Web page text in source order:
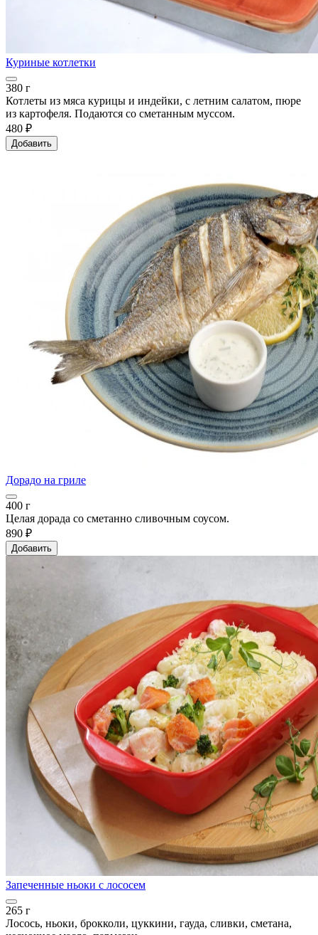
Куриные котлетки
380 г
Котлеты из мяса курицы и индейки, с летним салатом, пюре
из картофеля. Подаются со сметанным муссом.
480 ₽
Добавить
Дорадо на гриле
400 г
Целая дорада со сметанно сливочным соусом.
890 ₽
Добавить
Запеченные ньоки с лососем
265 г
Лосось, ньоки, брокколи, цуккини, гауда, сливки, сметана,